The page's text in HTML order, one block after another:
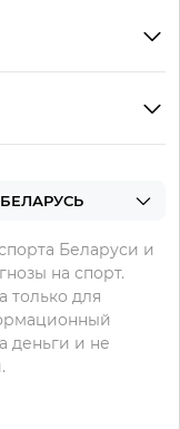
Беларуси и
на спорт.
только для
деньги и не